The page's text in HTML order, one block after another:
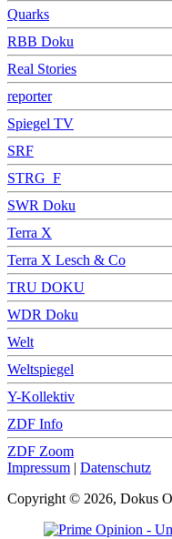
Quarks
RBB Doku
Real Stories
reporter
Spiegel TV
SRF
STRG_F
SWR Doku
Terra X
Terra X Lesch & Co
TRU DOKU
WDR Doku
Welt
Weltspiegel
Y-Kollektiv
ZDF Info
ZDF Zoom
Impressum | Datenschutz
Copyright © 2026, Dokus